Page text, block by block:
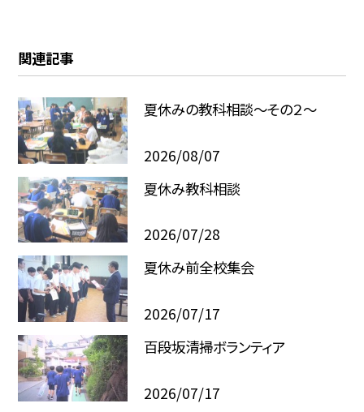
関連記事
夏休みの教科相談～その２～
2026/08/07
夏休み教科相談
2026/07/28
夏休み前全校集会
2026/07/17
百段坂清掃ボランティア
2026/07/17